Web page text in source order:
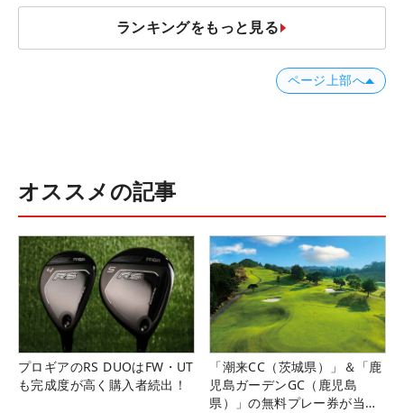
ランキングをもっと見る
ページ上部へ
オススメの記事
プロギアのRS DUOはFW・UT
も完成度が高く購入者続出！
「潮来CC（茨城県）」＆「鹿
児島ガーデンGC（鹿児島
県）」の無料プレー券が当た